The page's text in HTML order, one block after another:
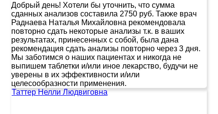
Добрый день! Хотели бы уточнить, что сумма
сданных анализов составила 2750 руб. Также врач
Раднаева Наталья Михайловна рекомендовала
повторно сдать некоторые анализы т.к. в ваших
результатах, принесенных с собой, была дана
рекомендация сдать анализы повторно через 3 дня.
Мы заботимся о наших пациентах и никогда не
выпишем таблетки и/или иное лекарство, будучи не
уверены в их эффективности и/или
целесообразности применения.
Таттер Нелли Людвиговна